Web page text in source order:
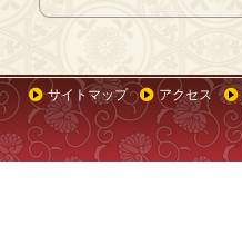
サイトマップ アクセス